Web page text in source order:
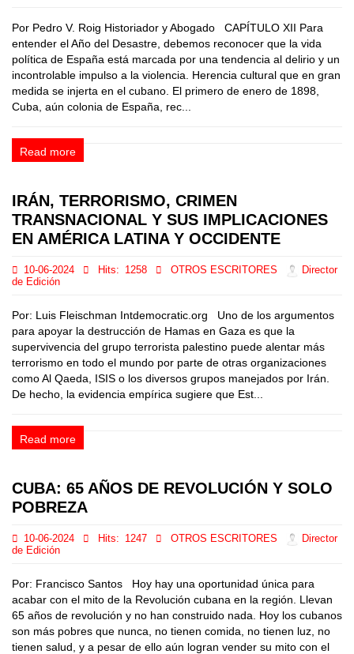
Por Pedro V. Roig Historiador y Abogado CAPÍTULO XII Para
entender el Año del Desastre, debemos reconocer que la vida
política de España está marcada por una tendencia al delirio y un
incontrolable impulso a la violencia. Herencia cultural que en gran
medida se injerta en el cubano. El primero de enero de 1898,
Cuba, aún colonia de España, rec...
Read more
IRÁN, TERRORISMO, CRIMEN
TRANSNACIONAL Y SUS IMPLICACIONES
EN AMÉRICA LATINA Y OCCIDENTE
10-06-2024 Hits: 1258 OTROS ESCRITORES
Director
de Edición
Por: Luis Fleischman Intdemocratic.org Uno de los argumentos
para apoyar la destrucción de Hamas en Gaza es que la
supervivencia del grupo terrorista palestino puede alentar más
terrorismo en todo el mundo por parte de otras organizaciones
como Al Qaeda, ISIS o los diversos grupos manejados por Irán.
De hecho, la evidencia empírica sugiere que Est...
Read more
CUBA: 65 AÑOS DE REVOLUCIÓN Y SOLO
POBREZA
10-06-2024 Hits: 1247 OTROS ESCRITORES
Director
de Edición
Por: Francisco Santos Hoy hay una oportunidad única para
acabar con el mito de la Revolución cubana en la región. Llevan
65 años de revolución y no han construido nada. Hoy los cubanos
son más pobres que nunca, no tienen comida, no tienen luz, no
tienen salud, y a pesar de ello aún logran vender su mito con el